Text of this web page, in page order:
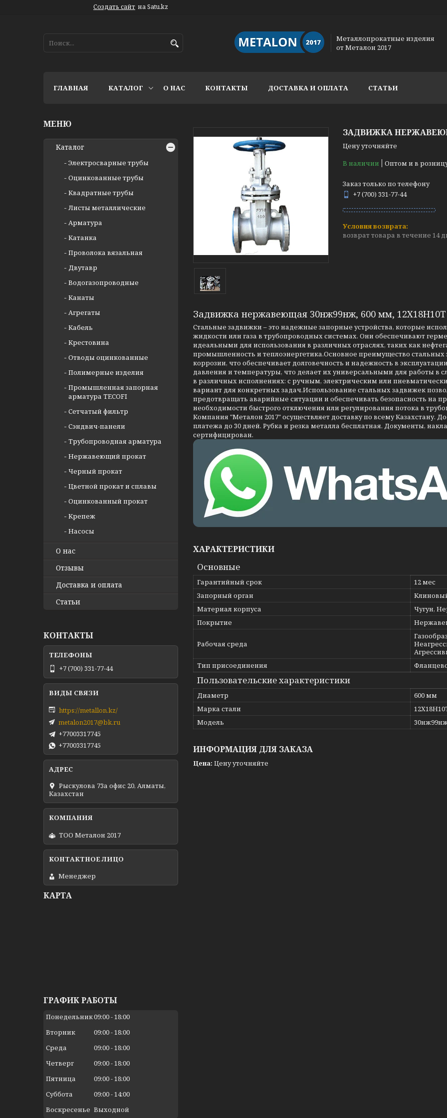
Создать сайт на Satu.kz
Металлопрокатные изделия
от Металон 2017
ГЛАВНАЯ КАТАЛОГ О НАС КОНТАКТЫ ДОСТАВКА И ОПЛАТА СТАТЬИ
ЗАДВИЖКА
Цену уточняйте
В наличии
Оптом и в
Заказ только по телефону
+7 (700) 331-77-44
возврат товара в течение 14
Задвижка нержавеющая 30нж99нж, 600 мм,
Стальные задвижки – это надежные запорные устройства, которые
жидкости или газа в трубопроводных системах. Они обеспечивают
идеальными для использования в различных отраслях, таких как
промышленность и теплоэнергетика.Основное преимущество стальных
коррозии, что обеспечивает долговечность и надежность в
давления и температуры, что делает их универсальными для работы в
в различных исполнениях: с ручным, электрическим или
вариант для конкретных задач.Использование стальных задвижек
предотвращать аварийные ситуации и обеспечивать безопасность
необходимости быстрого отключения или регулирования потока в
Компания "Металон 2017" осуществляет доставку по всему Казахстану.
платежа до 30 дней. Рубка и резка металла бесплатная. Документы,
сертифицирован.
ХАРАКТЕРИСТИКИ
Основные
Гарантийный срок
12 мес
Запорный орган
Материал корпуса
Чугун,
Покрытие
Рабочая среда
Тип присоединения
Пользовательские характеристики
Диаметр
600 мм
Марка стали
Модель
ИНФОРМАЦИЯ ДЛЯ ЗАКАЗА
Цена: Цену уточняйте
Каталог
Электросварные трубы
Оцинкованные трубы
Квадратные трубы
Листы металлические
Арматура
Катанка
Проволока вязальная
Двутавр
Водогазопроводные
Канаты
Агрегаты
Кабель
Крестовина
Отводы оцинкованные
Полимерные изделия
Промышленная запорная
арматура TECOFI
Сетчатый фильтр
Сэндвич-панели
Трубопроводная арматура
Нержавеющий прокат
Черный прокат
Цветной прокат и сплавы
Оцинкованный прокат
Крепеж
Насосы
О нас
Отзывы
Доставка и оплата
Статьи
КОНТАКТЫ
+7 (700) 331-77-44
https://metallon.kz/
metalon2017@bk.ru
+77003317745
+77003317745
Рыскулова 73а офис 20, Алматы,
Казахстан
ТОО Металон 2017
Менеджер
КАРТА
ГРАФИК РАБОТЫ
Понедельник09:00 18:00
Вторник
09:00 18:00
Среда
09:00 18:00
Четверг
09:00 18:00
Пятница
09:00 18:00
Суббота
09:00 14:00
Воскресенье Выходной